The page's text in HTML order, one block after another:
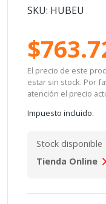
SKU: HUBEU
El precio de este
estar sin stock. Por
atención el precio
Impuesto incluido.
Stock disponible
Tienda Online